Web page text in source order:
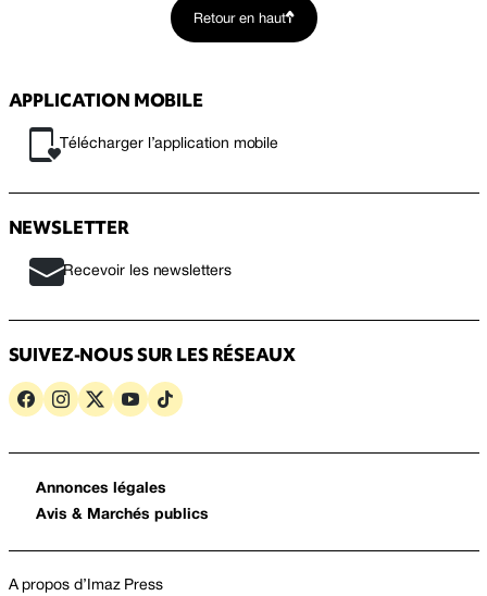
Retour en haut
APPLICATION MOBILE
Télécharger l’application mobile
NEWSLETTER
Recevoir les newsletters
SUIVEZ-NOUS SUR LES RÉSEAUX
Annonces légales
Avis & Marchés publics
A propos d’Imaz Press